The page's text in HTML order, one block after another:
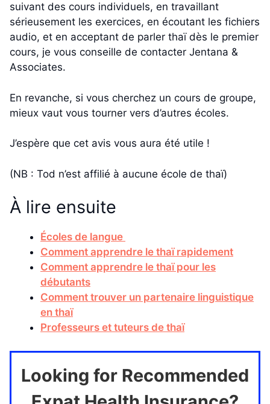
suivant des cours individuels, en travaillant
sérieusement les exercices, en écoutant les fichiers
audio, et en acceptant de parler thaï dès le premier
cours, je vous conseille de contacter Jentana &
Associates.
En revanche, si vous cherchez un cours de groupe,
mieux vaut vous tourner vers d’autres écoles.
J’espère que cet avis vous aura été utile !
(NB : Tod n’est affilié à aucune école de thaï)
À lire ensuite
Écoles de langue
Comment apprendre le thaï rapidement
Comment apprendre le thaï pour les
débutants
Comment trouver un partenaire linguistique
en thaï
Professeurs et tuteurs de thaï
Looking for Recommended